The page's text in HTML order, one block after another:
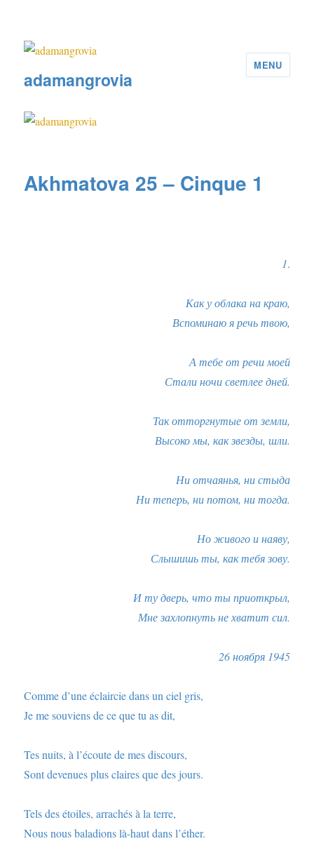
adamangrovia
MENU
Akhmatova 25 – Cinque 1
1.
Как у облака на краю,
Вспоминаю я речь твою,
А тебе от речи моей
Стали ночи светлее дней.
Так отторгнутые от земли,
Высоко мы, как звезды, шли.
Ни отчаянья, ни стыда
Ни теперь, ни потом, ни тогда.
Но живого и наяву,
Слышишь ты, как тебя зову.
И ту дверь, что ты приоткрыл,
Мне захлопнуть не хватит сил.
26 ноября 1945
Comme d’une éclaircie dans un ciel gris,
Je me souviens de ce que tu as dit,
Tes nuits, à l’écoute de mes discours,
Sont devenues plus claires que des jours.
Tels des étoiles, arrachés à la terre,
Nous nous baladions là-haut dans l’éther.